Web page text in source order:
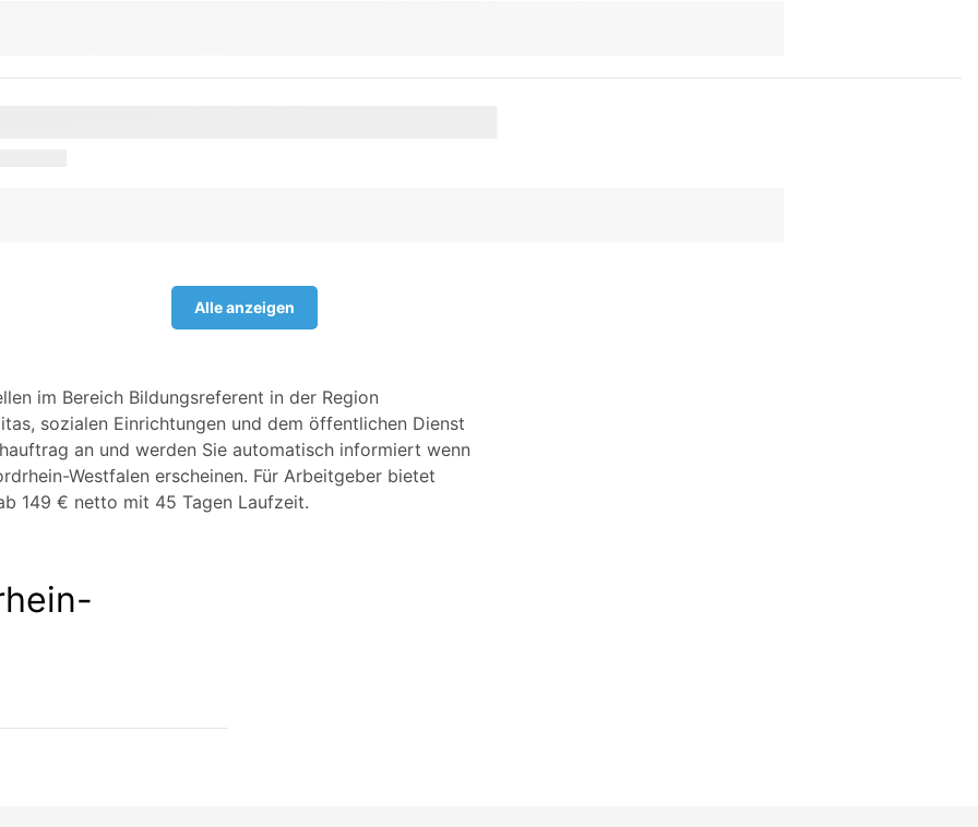
Alle anzeigen
im Bereich Bildungsreferent in der Region
sozialen Einrichtungen und dem öffentlichen Dienst
an und werden Sie automatisch informiert wenn
Westfalen erscheinen. Für Arbeitgeber bietet
149 € netto mit 45 Tagen Laufzeit.